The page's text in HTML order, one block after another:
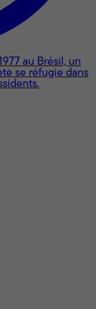
au Brésil, un
se réfugie dans